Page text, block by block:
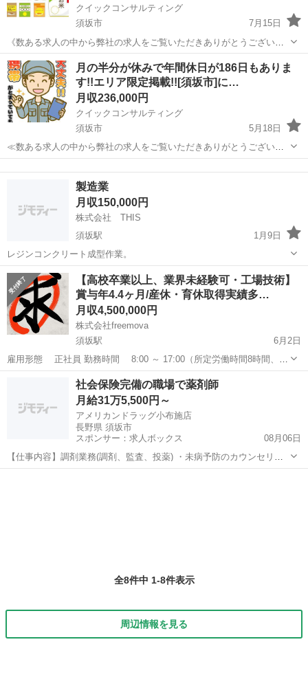
クイックコンサルティング
須坂市
7月15日
《数ある求人の中から弊社の求人をご覧いただきありがとうございま
す!!》 実際に募集中の求人を掲載しておりますので、ご安心ください!!
その他にも掲載していない求人が長野市内にもたくさんございますの
で、お気軽にお問い合わせ...
長野 須坂市 その他 社宅
月の半分が休みで年間休日が186日もありま
す!!エリア限定掲載!![須坂市]に…
月収236,000円
クイックコンサルティング
須坂市
5月18日
≪数ある求人の中から弊社の求人をご覧いただきありがとうございま
す!!≫ こちらの記事は関係書類を提出しジモティー様の審査を通過し
て掲載されておりますのでご安心ください！ また釣り求人などではな
く実際に募集中の求人になりま...
製造業
月収150,000円
株式会社 THIS
須坂駅
1月9日
レジンコンクリート成型作業。
長野 須坂市 須坂駅 その他
【高校卒業以上、業界未経験可・工場技術】
賞与年4.4ヶ月/産休・育休取得実績多…
月収4,500,000円
株式会社freemova
須坂駅
6月2日
雇用形態 正社員 勤務時間 8:00 ～ 17:00（所定労働時間8時間、休
憩60分） 残業時間 月平均20時間 給与・待遇 ■年収：350万～450万
円 ■月給（基本給）：20万円～25万円 ...
須坂市 須坂駅 その他 業務
社会保険完備の職場で薬剤師
月給31万5,500円～
アメリカンドラッグ小布施店
長野県 須坂市
スポンサー：求人ボックス
08月06日
【仕事内容】調剤業務(調剤、監査、投薬) ・未病予防のカウンセリン
グ ・在宅業務の取り組み など 勤務地は希望を考慮し、面接で決定
全8件中 1-8件表示
周辺情報を見る